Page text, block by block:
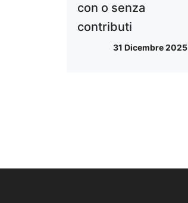
con o senza
contributi
31 Dicembre 2025